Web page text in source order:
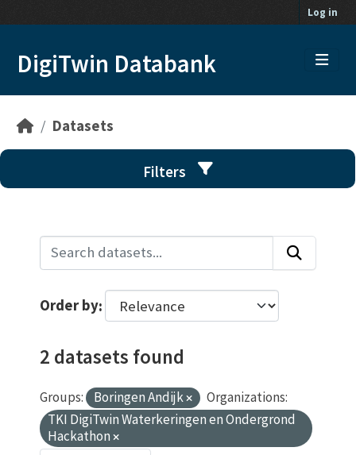
Log in
DigiTwin Databank
Datasets
Filters
Order by
2 datasets found
Groups: Boringen Andijk
Organizations:
TKI DigiTwin Waterkeringen en Ondergrond
Hackathon